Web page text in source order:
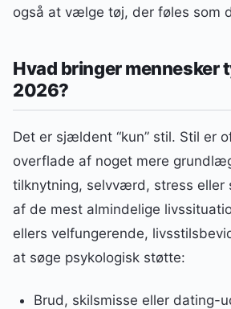
også at vælge tøj, der føles som
Hvad bringer mennesker
2026?
Det er sjældent “kun” stil. Stil er
overflade af noget mere
tilknytning, selvværd, stress eller
af de mest almindelige
ellers velfungerende,
at søge psykologisk støtte:
Brud, skilsmisse eller dating-